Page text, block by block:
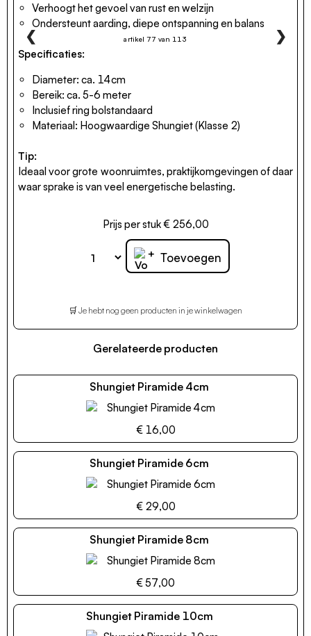
❮ artikel 77 van 113 ❯
Verhoogt het gevoel van rust en welzijn
Ondersteunt aarding, diepe ontspanning en balans
Specificaties:
Diameter: ca. 14cm
Bereik: ca. 5-6 meter
Inclusief ring bolstandaard
Materiaal: Hoogwaardige Shungiet (Klasse 2)
Tip:
Ideaal voor grote woonruimtes, praktijkomgevingen of daar
waar sprake is van veel energetische belasting.
Prijs per stuk € 256,00
+ Toevoegen
🛒 Je hebt nog geen producten in je winkelwagen
Gerelateerde producten
Shungiet Piramide 4cm
€ 16,00
Shungiet Piramide 6cm
€ 29,00
Shungiet Piramide 8cm
€ 57,00
Shungiet Piramide 10cm